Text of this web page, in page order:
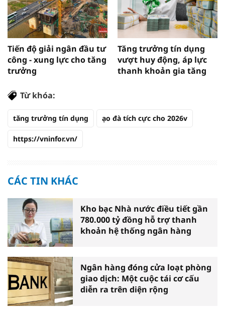
Tiến độ giải ngân đầu tư
công - xung lực cho tăng
trưởng
Tăng trưởng tín dụng
vượt huy động, áp lực
thanh khoản gia tăng
Từ khóa:
tăng trưởng tín dụng ạo đà tích cực cho 2026v
https://vninfor.vn/
CÁC TIN KHÁC
Kho bạc Nhà nước điều tiết gần
780.000 tỷ đồng hỗ trợ thanh
khoản hệ thống ngân hàng
Ngân hàng đóng cửa loạt phòng
giao dịch: Một cuộc tái cơ cấu
diễn ra trên diện rộng